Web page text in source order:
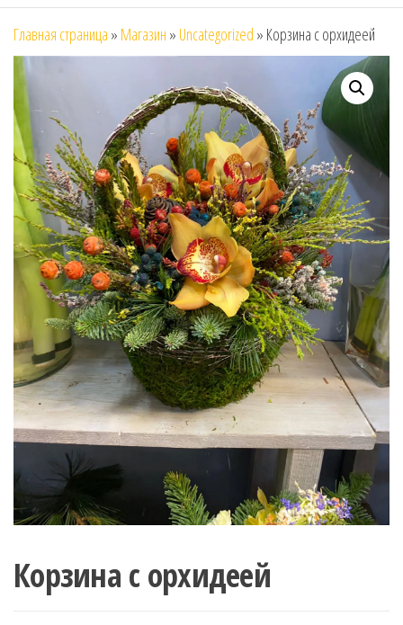
Главная страница » Магазин » Uncategorized » Корзина с орхидеей
Корзина с орхидеей